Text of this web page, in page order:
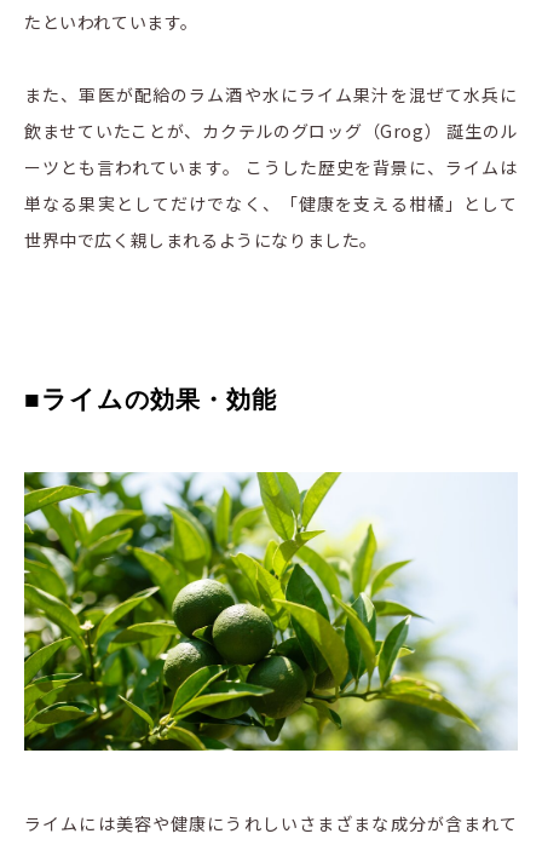
たといわれています。
また、軍医が配給のラム酒や水にライム果汁を混ぜて水兵に
飲ませていたことが、カクテルのグロッグ（Grog） 誕生のル
ーツとも言われています。 こうした歴史を背景に、ライムは
単なる果実としてだけでなく、「健康を支える柑橘」として
世界中で広く親しまれるようになりました。
■ライムの効果・効能
ライムには美容や健康にうれしいさまざまな成分が含まれて